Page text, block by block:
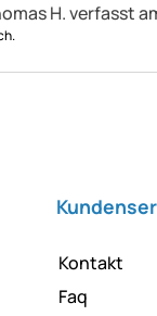
H.verfasst
Kontakt
Faq